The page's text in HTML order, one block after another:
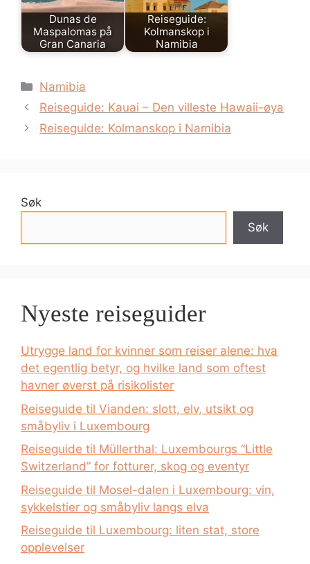
Dunas de
Maspalomas på
Gran Canaria
Reiseguide:
Kolmanskop i
Namibia
Kategorier
Namibia
Reiseguide: Kauai – Den villeste Hawaii-øya
Reiseguide: Kolmanskop i Namibia
Søk
Søk
Nyeste reiseguider
Utrygge land for kvinner som reiser alene: hva
det egentlig betyr, og hvilke land som oftest
havner øverst på risikolister
Reiseguide til Vianden: slott, elv, utsikt og
småbyliv i Luxembourg
Reiseguide til Müllerthal: Luxembourgs “Little
Switzerland” for fotturer, skog og eventyr
Reiseguide til Mosel-dalen i Luxembourg: vin,
sykkelstier og småbyliv langs elva
Reiseguide til Luxembourg: liten stat, store
opplevelser